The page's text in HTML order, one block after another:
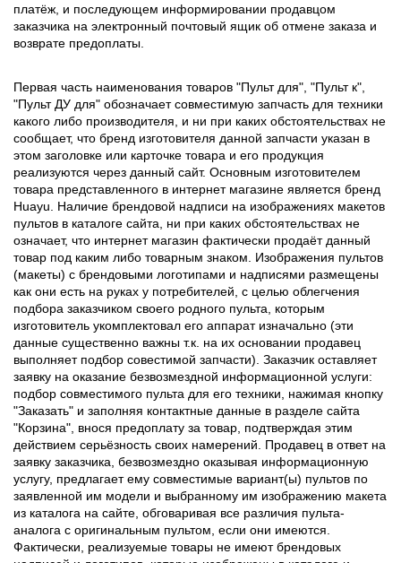
платёж, и последующем информировании продавцом
заказчика на электронный почтовый ящик об отмене заказа и
возврате предоплаты.
Первая часть наименования товаров "Пульт для", "Пульт к",
"Пульт ДУ для" обозначает совместимую запчасть для техники
какого либо производителя, и ни при каких обстоятельствах не
сообщает, что бренд изготовителя данной запчасти указан в
этом заголовке или карточке товара и его продукция
реализуются через данный сайт. Основным изготовителем
товара представленного в интернет магазине является бренд
Huayu. Наличие брендовой надписи на изображениях макетов
пультов в каталоге сайта, ни при каких обстоятельствах не
означает, что интернет магазин фактически продаёт данный
товар под каким либо товарным знаком. Изображения пультов
(макеты) с брендовыми логотипами и надписями размещены
как они есть на руках у потребителей, с целью облегчения
подбора заказчиком своего родного пульта, которым
изготовитель укомплектовал его аппарат изначально (эти
данные существенно важны т.к. на их основании продавец
выполняет подбор совестимой запчасти). Заказчик оставляет
заявку на оказание безвозмездной информационной услуги:
подбор совместимого пульта для его техники, нажимая кнопку
"Заказать" и заполняя контактные данные в разделе сайта
"Корзина", внося предоплату за товар, подтверждая этим
действием серьёзность своих намерений. Продавец в ответ на
заявку заказчика, безвозмездно оказывая информационную
услугу, предлагает ему совместимые вариант(ы) пультов по
заявленной им модели и выбранному им изображению макета
из каталога на сайте, обговаривая все различия пульта-
аналога с оригинальным пультом, если они имеются.
Фактически, реализуемые товары не имеют брендовых